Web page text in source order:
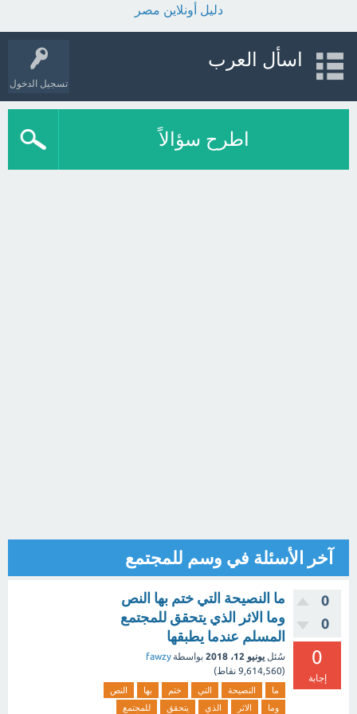
دليل أونلاين مصر
تسجيل الدخول
اسأل العرب
اطرح سؤالاً
آخر الأسئلة في وسم للمجتمع
0
0
0
إجابة
ما النصيحة التي ختم بها النص
وما الاثر الذي يتحقق للمجتمع
المسلم عندما يطبقها
سُئل يونيو 12، 2018 بواسطةfawzy
(
9,614,560 نقاط)
ما النصيحة التي ختم بها
النص
وما
الاثر الذي يتحقق
للمجتمع